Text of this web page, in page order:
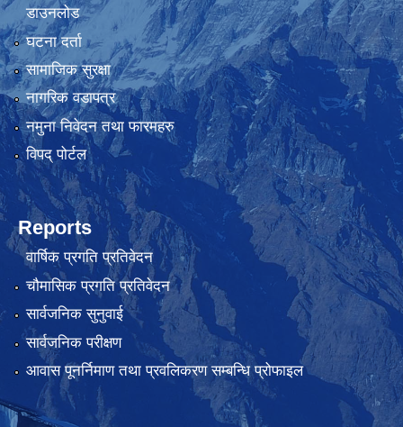
डाउनलोड
घटना दर्ता
सामाजिक सुरक्षा
नागरिक वडापत्र
नमुना निवेदन तथा फारमहरु
विपद् पोर्टल
Reports
वार्षिक प्रगति प्रतिवेदन
चौमासिक प्रगति प्रतिवेदन
सार्वजनिक सुनुवाई
सार्वजनिक परीक्षण
आवास पूनर्निमाण तथा प्रवलिकरण सम्बन्धि प्रोफाइल